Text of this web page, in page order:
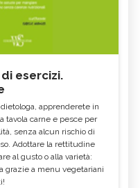
esercizi.
apprenderete in
tavola carne e pesce per
senza alcun rischio di
Adottare la rettitudine
al gusto o alla varietà:
grazie a menu vegetariani